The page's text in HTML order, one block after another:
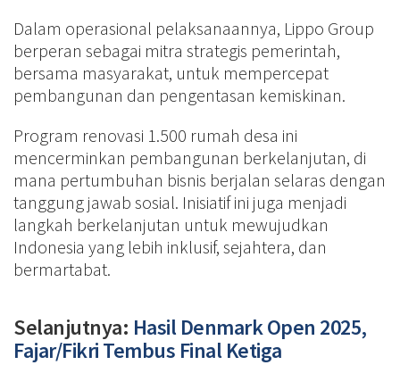
Dalam operasional pelaksanaannya, Lippo Group
berperan sebagai mitra strategis pemerintah,
bersama masyarakat, untuk mempercepat
pembangunan dan pengentasan kemiskinan.
Program renovasi 1.500 rumah desa ini
mencerminkan pembangunan berkelanjutan, di
mana pertumbuhan bisnis berjalan selaras dengan
tanggung jawab sosial. Inisiatif ini juga menjadi
langkah berkelanjutan untuk mewujudkan
Indonesia yang lebih inklusif, sejahtera, dan
bermartabat.
Selanjutnya: Hasil Denmark Open 2025,
Fajar/Fikri Tembus Final Ketiga